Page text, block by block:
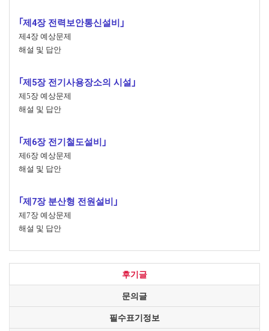
｢제4장 전력보안통신설비｣
제4장 예상문제
해설 및 답안
｢제5장 전기사용장소의 시설｣
제5장 예상문제
해설 및 답안
｢제6장 전기철도설비｣
제6장 예상문제
해설 및 답안
｢제7장 분산형 전원설비｣
제7장 예상문제
해설 및 답안
후기글
문의글
필수표기정보